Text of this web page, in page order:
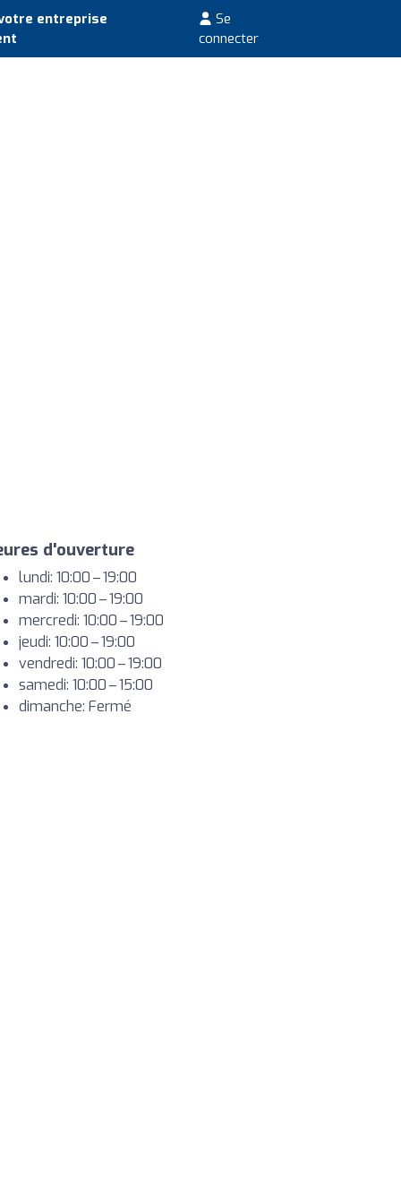
entreprise
Se
connecter
d'ouverture
lundi: 10:00 – 19:00
mardi: 10:00 – 19:00
mercredi: 10:00 – 19:00
jeudi: 10:00 – 19:00
vendredi: 10:00 – 19:00
samedi: 10:00 – 15:00
dimanche: Fermé